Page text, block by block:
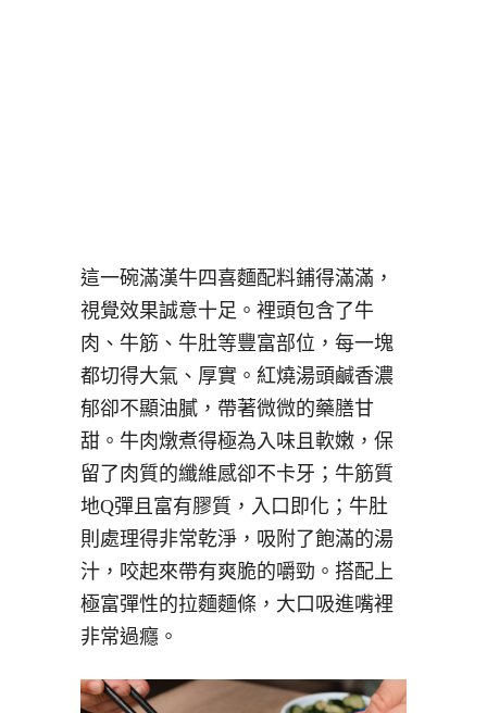
這一碗滿漢牛四喜麵配料鋪得滿滿，
視覺效果誠意十足。裡頭包含了牛
肉、牛筋、牛肚等豐富部位，每一塊
都切得大氣、厚實。紅燒湯頭鹹香濃
郁卻不顯油膩，帶著微微的藥膳甘
甜。牛肉燉煮得極為入味且軟嫩，保
留了肉質的纖維感卻不卡牙；牛筋質
地Q彈且富有膠質，入口即化；牛肚
則處理得非常乾淨，吸附了飽滿的湯
汁，咬起來帶有爽脆的嚼勁。搭配上
極富彈性的拉麵麵條，大口吸進嘴裡
非常過癮。